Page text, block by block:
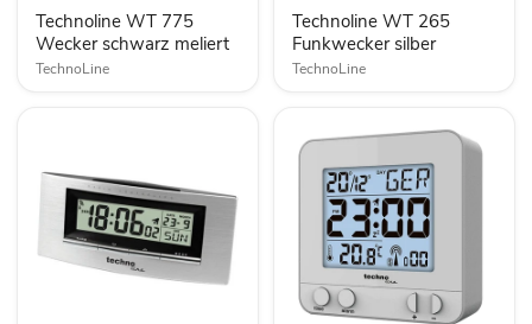
Technoline WT 775
Wecker schwarz meliert
TechnoLine
Technoline WT 265
Funkwecker silber
TechnoLine